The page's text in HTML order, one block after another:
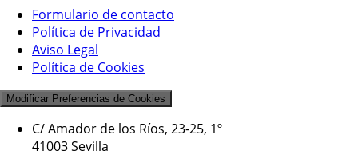
Formulario de contacto
Política de Privacidad
Aviso Legal
Política de Cookies
Modificar Preferencias de Cookies
C/ Amador de los Ríos, 23-25, 1º
41003 Sevilla